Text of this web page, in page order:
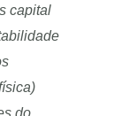
capital
do